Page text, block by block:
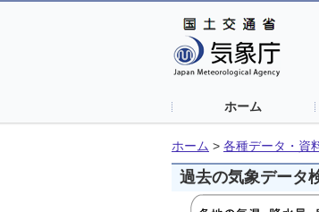
ホーム
ホーム > 各種データ・資
過去の気象データ